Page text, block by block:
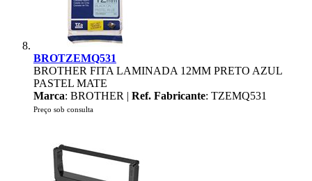
BROTZEMQ531
BROTHER FITA LAMINADA 12MM PRETO AZUL
PASTEL MATE
Marca: BROTHER | Ref. Fabricante: TZEMQ531
Preço sob consulta